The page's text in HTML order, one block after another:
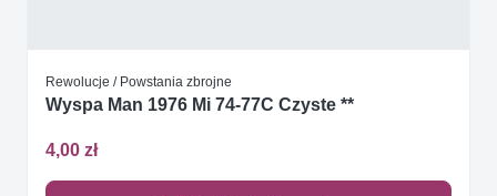
Rewolucje / Powstania zbrojne
Wyspa Man 1976 Mi 74-77C Czyste **
4,00 zł